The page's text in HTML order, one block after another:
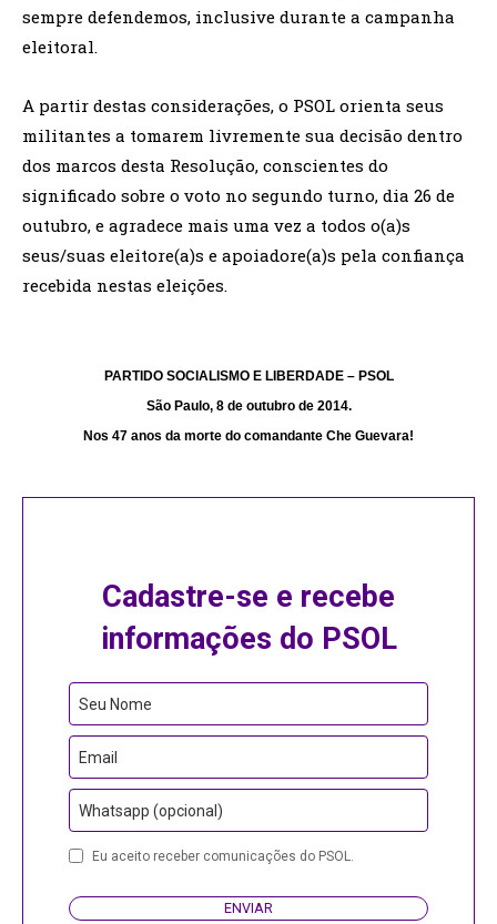
sempre defendemos, inclusive durante a campanha
eleitoral.
A partir destas considerações, o PSOL orienta seus
militantes a tomarem livremente sua decisão dentro
dos marcos desta Resolução, conscientes do
significado sobre o voto no segundo turno, dia 26 de
outubro, e agradece mais uma vez a todos o(a)s
seus/suas eleitore(a)s e apoiadore(a)s pela confiança
recebida nestas eleições.
PARTIDO SOCIALISMO E LIBERDADE – PSOL
São Paulo, 8 de outubro de 2014.
Nos 47 anos da morte do comandante Che Guevara!
Cadastre-se e recebe
informações do PSOL
Seu Nome
Email
Whatsapp (opcional)
YourEu aceito receber comunicações do PSOL.
ENVIAR